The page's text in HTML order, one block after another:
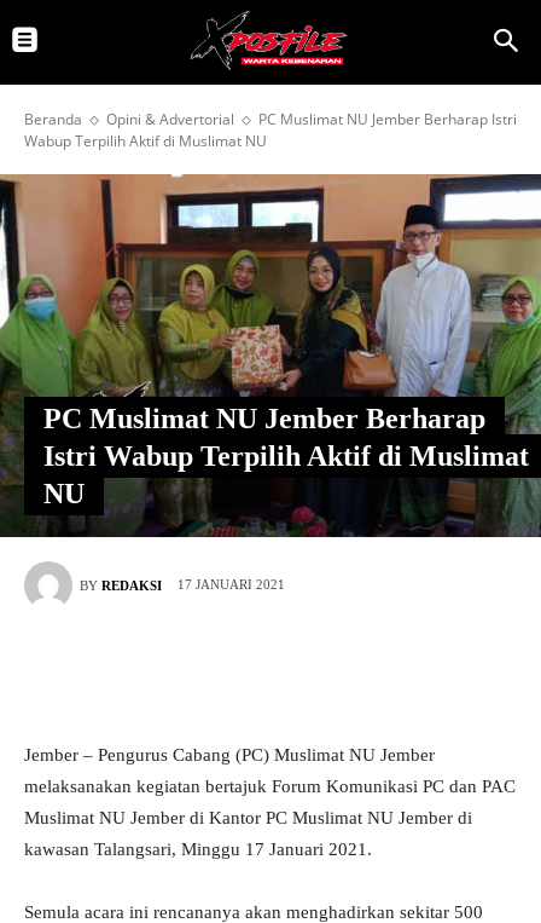
Beranda Opini & Advertorial
PC Muslimat NU Jember Berharap Istri
Wabup Terpilih Aktif di Muslimat NU
PC Muslimat NU Jember Berharap
Istri Wabup Terpilih Aktif di Muslimat
NU
BY REDAKSI 17 JANUARI 2021
Jember – Pengurus Cabang (PC) Muslimat NU Jember
melaksanakan kegiatan bertajuk Forum Komunikasi PC dan PAC
Muslimat NU Jember di Kantor PC Muslimat NU Jember di
kawasan Talangsari, Minggu 17 Januari 2021.
Semula acara ini rencananya akan menghadirkan sekitar 500